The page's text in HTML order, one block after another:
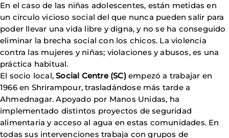
En el caso de las niñas adolescentes, están metidas en
un círculo vicioso social del que nunca pueden salir para
poder llevar una vida libre y digna, y no se ha conseguido
eliminar la brecha social con los chicos. La violencia
contra las mujeres y niñas; violaciones y abusos, es una
práctica habitual.
El socio local,Social Centre (SC)empezó a trabajar en
1966 en Shrirampour, trasladándose más tarde a
Ahmednagar. Apoyado por Manos Unidas, ha
implementado distintos proyectos de seguridad
alimentaria y acceso al agua en estas comunidades. En
todas sus intervenciones trabaja con grupos de